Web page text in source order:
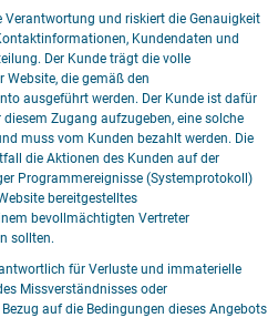
und riskiert die Genauigkeit
Kundendaten und
Der Kunde trägt die volle
die gemäß den
ausgeführt werden. Der Kunde ist dafür
Zugang aufzugeben, eine solche
muss vom Kunden bezahlt werden. Die
die Aktionen des Kunden auf der
Programmereignisse (Systemprotokoll)
bereitgestelltes
bevollmächtigten Vertreter
sollten.
für Verluste und immaterielle
Missverständnisses oder
auf die Bedingungen dieses Angebots